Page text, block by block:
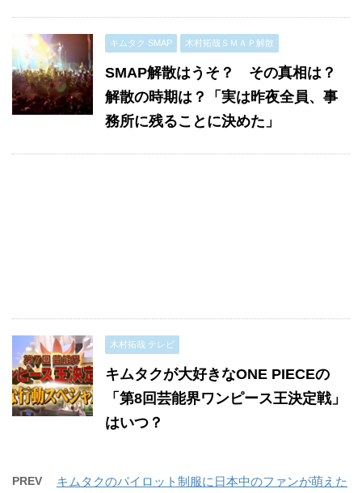
キムタク SMAP 木村拓哉ＳＭＡＰ解散
SMAP解散はうそ？ その真相は？
解散の時期は？「実は昨夜全員、事
務所に残ることに決めた」
木村拓哉 テレビ
キムタクが大好きなONE PIECEの
「第8回芸能界ワンピース王決定戦」
はいつ？
PREV
キムタクのパイロット制服に日本中のファンが萌えた